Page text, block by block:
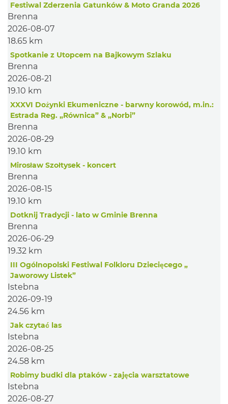
Festiwal Zderzenia Gatunków & Moto Granda 2026
Brenna
2026-08-07
18.65 km
Spotkanie z Utopcem na Bajkowym Szlaku
Brenna
2026-08-21
19.10 km
XXXVI Dożynki Ekumeniczne - barwny korowód, m.in.:
Estrada Reg. „Równica” & „Norbi”
Brenna
2026-08-29
19.10 km
Mirosław Szołtysek - koncert
Brenna
2026-08-15
19.10 km
Dotknij Tradycji - lato w Gminie Brenna
Brenna
2026-06-29
19.32 km
III Ogólnopolski Festiwal Folkloru Dziecięcego „
Jaworowy Listek”
Istebna
2026-09-19
24.56 km
Jak czytać las
Istebna
2026-08-25
24.58 km
Robimy budki dla ptaków - zajęcia warsztatowe
Istebna
2026-08-27